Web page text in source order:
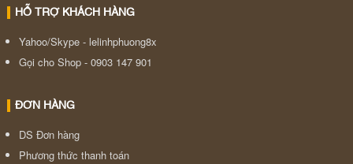
HỖ TRỢ KHÁCH HÀNG
Yahoo/Skype - lelinhphuong8x
Gọi cho Shop - 0903 147 901
ĐƠN HÀNG
DS Đơn hàng
Phương thức thanh toán